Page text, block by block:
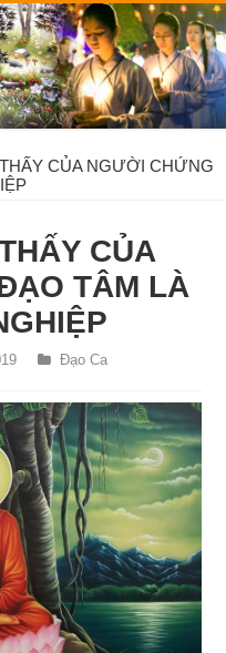
CỦA NGƯỜI CHỨNG
CỦA
TÂM LÀ
Đạo Ca